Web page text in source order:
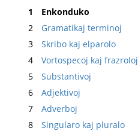
1
Enkonduko
2
Gramatikaj terminoj
3
Skribo kaj elparolo
4
Vortospecoj kaj frazroloj
5
Substantivoj
6
Adjektivoj
7
Adverboj
8
Singularo kaj pluralo